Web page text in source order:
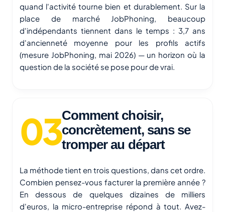
quand l'activité tourne bien et durablement. Sur la
place de marché JobPhoning, beaucoup
d'indépendants tiennent dans le temps : 3,7 ans
d'ancienneté moyenne pour les profils actifs
(mesure JobPhoning, mai 2026) — un horizon où la
question de la société se pose pour de vrai.
Comment choisir,
concrètement, sans se
tromper au départ
La méthode tient en trois questions, dans cet ordre.
Combien pensez-vous facturer la première année ?
En dessous de quelques dizaines de milliers
d'euros, la micro-entreprise répond à tout. Avez-